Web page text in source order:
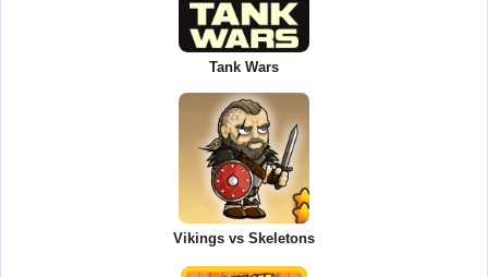
Tank Wars
Vikings vs Skeletons